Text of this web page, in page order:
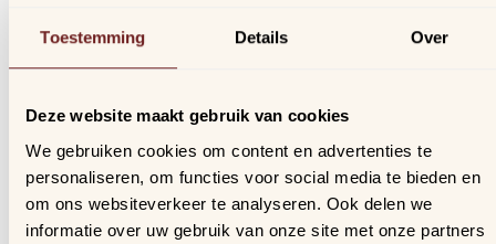
Toestemming Details Over
Deze website maakt gebruik van cookies
We gebruiken cookies om content en advertenties te
personaliseren, om functies voor social media te bieden en
om ons websiteverkeer te analyseren. Ook delen we
informatie over uw gebruik van onze site met onze partners
Verzending & bezorging
Retourneren & ruilen
Online geschillen
Inloggen
Profiel
Bestellingen
Samdam Nijvel